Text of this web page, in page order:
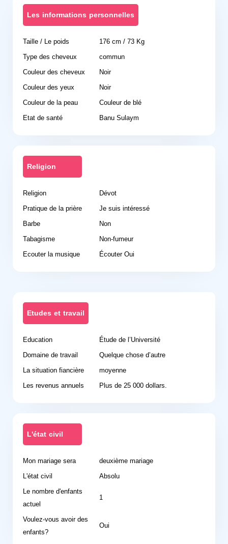
Les informations personnelles
Taille / Le poids
176 cm / 73 Kg
Type des cheveux
commun
Couleur des cheveux
Noir
Couleur des yeux
Noir
Couleur de la peau
Couleur de blé
Etat de santé
Banu Sulaym
Religion
Religion
Dévot
Pratique de la prière
Je suis intéressé
Barbe
Non
Tabagisme
Non-fumeur
Ecouter la musique
Écouter Oui
Etudes et travail
Education
Étude de l’Université
Domaine de travail
Quelque chose d’autre
La situation fiancière
moyenne
Les revenus annuels
Plus de 25 000 dollars.
L'état civil
Mon mariage sera
deuxième mariage
L'état civil
Absolu
Le nombre d'enfants
actuel
1
Voulez-vous avoir des
enfants?
Oui